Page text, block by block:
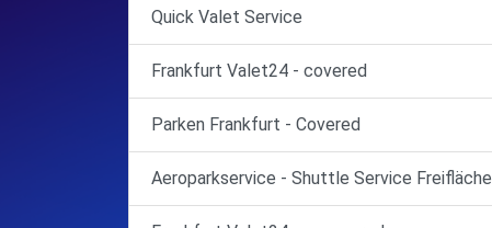
Quick Valet Service
Frankfurt Valet24 - covered
Parken Frankfurt - Covered
Aeroparkservice - Shuttle Service Freifläche